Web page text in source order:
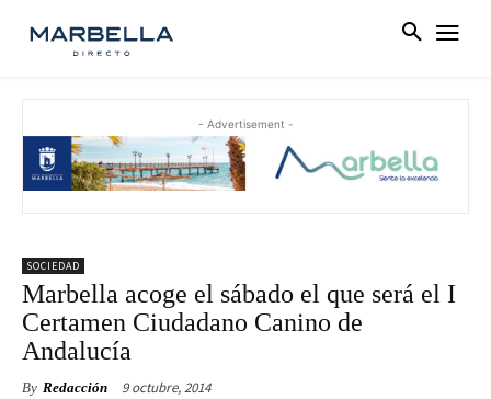
- Advertisement -
SOCIEDAD
Marbella acoge el sábado el que será el I
Certamen Ciudadano Canino de
Andalucía
By Redacción 9 octubre, 2014